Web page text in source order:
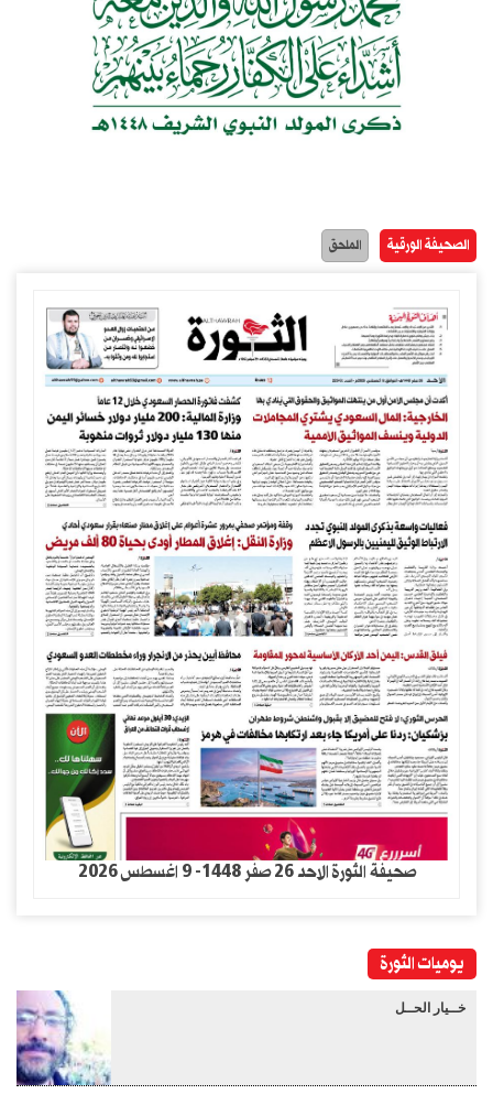
الصحيفة الورقية الملحق
صحيفة الثورة الاحد 26 صفر 1448- 9 اغسطس 2026
يوميات الثورة
خــيار الحــل